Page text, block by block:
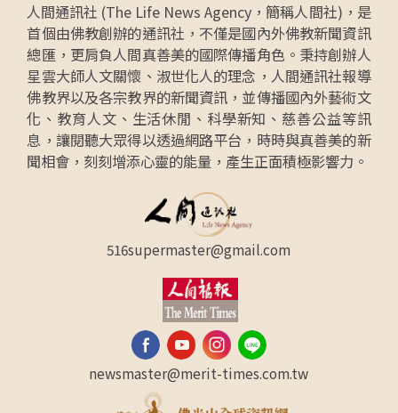
人間通訊社 (The Life News Agency，簡稱人間社)，是
首個由佛教創辦的通訊社，不僅是國內外佛教新聞資訊
總匯，更肩負人間真善美的國際傳播角色。秉持創辦人
星雲大師人文關懷、淑世化人的理念，人間通訊社報導
佛教界以及各宗教界的新聞資訊，並傳播國內外藝術文
化、教育人文、生活休閒、科學新知、慈善公益等訊
息，讓閱聽大眾得以透過網路平台，時時與真善美的新
聞相會，刻刻增添心靈的能量，產生正面積極影響力。
516supermaster@gmail.com
newsmaster@merit-times.com.tw